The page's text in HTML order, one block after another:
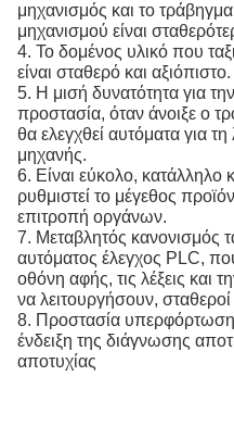
μηχανισμός και το
μηχανισμού είναι
4. Το δομένος υλικό που
είναι σταθερό και αξιόπιστο.
5. Η μισή δυνατότητα για
προστασία, όταν άνοιξε ο
θα ελεγχθεί αυτόματα για
μηχανής.
6. Είναι εύκολο, κατάλληλο
ρυθμιστεί το μέγεθος
επιτροπή οργάνων.
7. Μεταβλητός κανονισμός
αυτόματος έλεγχος PLC,
οθόνη αφής, τις λέξεις και
να λειτουργήσουν, σταθεροί
8. Προστασία
ένδειξη της διάγνωσης
αποτυχίας